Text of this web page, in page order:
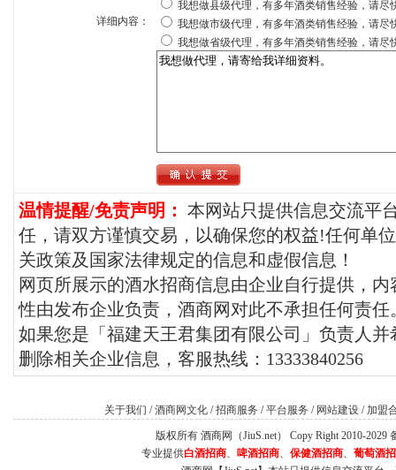
详细内容：
我想做县级代理，有多年酒类销售经验，请尽
我想做市级代理，有多年酒类销售经验，请尽
我想做省级代理，有多年酒类销售经验，请尽
温情提醒/免责声明： 本网站只提供信息交流平
任，请双方谨慎交易，以确保您的权益!任何单
关政策及国家法律规定的信息和虚假信息！
网页所展示的酒水招商信息由企业自行提供，
性由发布企业负责，酒商网对此不承担任何责任
如果您是「福建天王君集团有限公司」负责人
删除相关企业信息，客服热线：13333840256
关于我们 /酒商网文化 /招商服务 /平台服务 / 网站建设 /加盟
版权所有 酒商网（JiuS.net） Copy Right 2010-2029
专业提供白酒招商、 啤酒招商、 保健酒招商、 葡萄酒